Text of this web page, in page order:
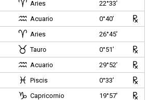
Aries
22°33’
Acuario
0°40’
Aries
26°45’
Tauro
0°51’
Acuario
29°52’
Piscis
0°33’
Capricornio
19°57’